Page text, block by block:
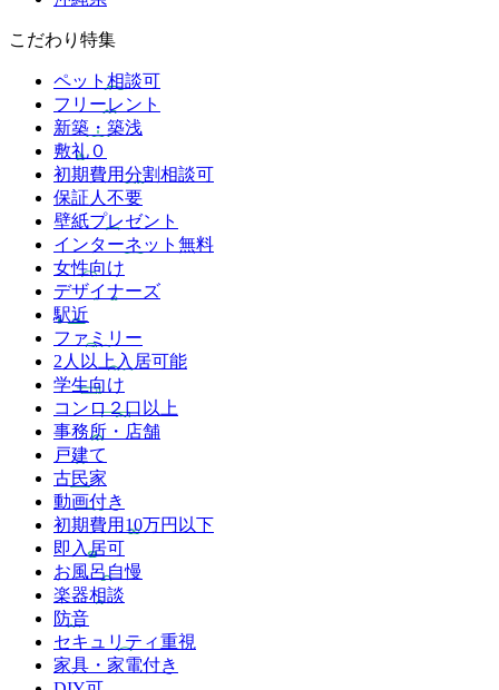
こだわり特集
ペット相談可
フリーレント
新築・築浅
敷礼０
初期費用分割相談可
保証人不要
壁紙プレゼント
インターネット無料
女性向け
デザイナーズ
駅近
ファミリー
2人以上入居可能
学生向け
コンロ２口以上
事務所・店舗
戸建て
古民家
動画付き
初期費用10万円以下
即入居可
お風呂自慢
楽器相談
防音
セキュリティ重視
家具・家電付き